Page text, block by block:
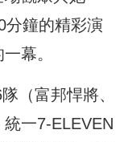
分鐘的精彩演
幕。
（富邦悍將、
一7-ELEVEN